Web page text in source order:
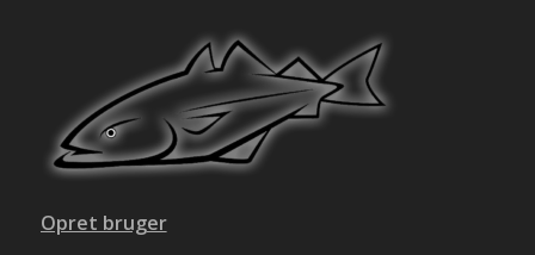
Opret bruger